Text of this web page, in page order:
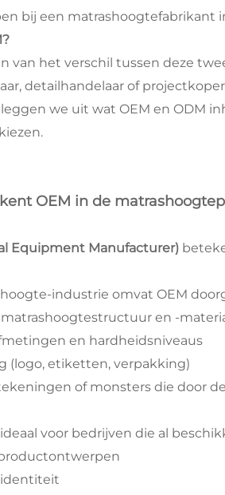
bij een matrashoogtefabrikant
van het verschil tussen deze
detailhandelaar of
we uit wat OEM en ODM
OEM in de
Equipment Manufacturer)
industrie omvat OEM
en -
en hardheidsniveaus
(logo, etiketten, verpakking)
of monsters die door
voor bedrijven die al